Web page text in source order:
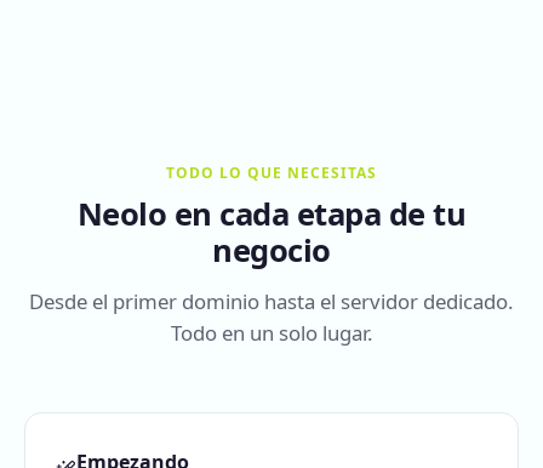
TODO LO QUE NECESITAS
Neolo en cada etapa de tu
negocio
Desde el primer dominio hasta el servidor dedicado.
Todo en un solo lugar.
Empezando